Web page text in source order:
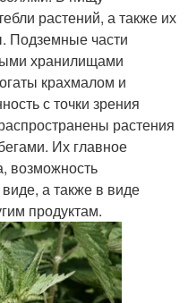
растений, а также их
Подземные части
хранилищами
крахмалом и
с точки зрения
растения
Их главное
возможность
а также в виде
продуктам.